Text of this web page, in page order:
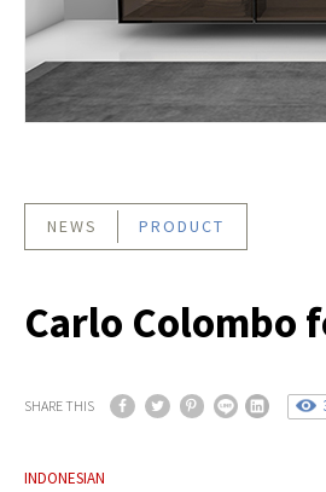
NEWS PRODUCT
Carlo Colombo
SHARE THIS
INDONESIAN